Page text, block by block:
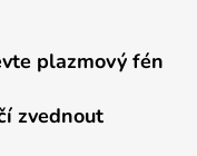
plazmový fén
zvednout